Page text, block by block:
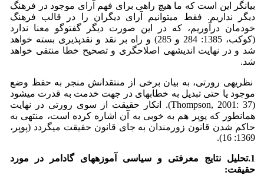
بیانگر این است که ما هیچ راهی برای فهم آرای موجود در فرهنگ
دیگر نداریم. فقط می­توانیم آرای دیگران را در قالب فرهنگ
خودمان درآوریم، که در این صورت دیگر گفت­وگو معنا ندارد
(کوکب، 1385: 284 و 285) و راه بر نقد و نقدپذیری بسته خواهد
شد و در نهایت اندیشه­ی اصلاح­گری و تصحیح خطا منتفی خواهد
شد.
نظریه­ی رورتی، به بیان برخی از منتقدانش منجر به حفظ وضع
موجود یا حتی تبدیل به خطابه­ای در جهت خدمت به قدرت می­شود
(Thompson, 2001: 37). انکار حقیقت از سوی رورتی در نهایت
همان­طور که پوپر هم به خوبی به آن اشاره کرده است، منتهی به
حاکم شدن قانون زورمندان به جای قانون حقیقت می­گردد (پوپر،
1369: 16).
1.تحلیل
نتایج معرفتی و سیاسی آموزه­های گادامر در مورد
حقیقت: